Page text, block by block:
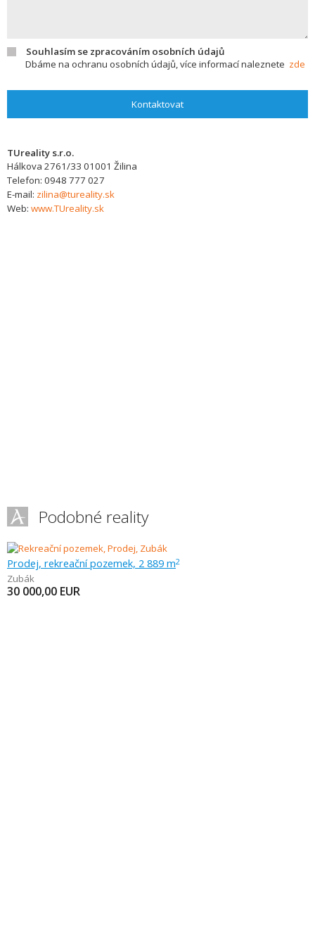
Souhlasím se zpracováním osobních údajů
Dbáme na ochranu osobních údajů, více informací naleznete zde
Kontaktovat
TUreality s.r.o.
Hálkova 2761/33 01001 Žilina
Telefon: 0948 777 027
E-mail: zilina@tureality.sk
Web: www.TUreality.sk
Podobné reality
Prodej, rekreační pozemek, 2 889 m2
Zubák
30 000,00 EUR